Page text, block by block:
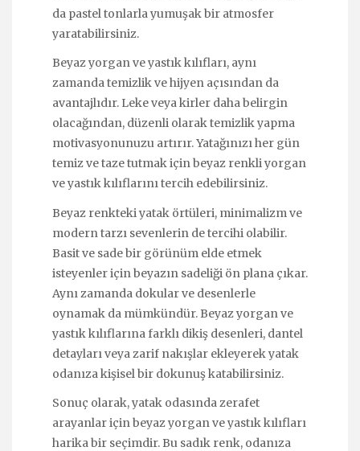
da pastel tonlarla yumuşak bir atmosfer
yaratabilirsiniz.
Beyaz yorgan ve yastık kılıfları, aynı
zamanda temizlik ve hijyen açısından da
avantajlıdır. Leke veya kirler daha belirgin
olacağından, düzenli olarak temizlik yapma
motivasyonunuzu artırır. Yatağınızı her gün
temiz ve taze tutmak için beyaz renkli yorgan
ve yastık kılıflarını tercih edebilirsiniz.
Beyaz renkteki yatak örtüleri, minimalizm ve
modern tarzı sevenlerin de tercihi olabilir.
Basit ve sade bir görünüm elde etmek
isteyenler için beyazın sadeliği ön plana çıkar.
Aynı zamanda dokular ve desenlerle
oynamak da mümkündür. Beyaz yorgan ve
yastık kılıflarına farklı dikiş desenleri, dantel
detayları veya zarif nakışlar ekleyerek yatak
odanıza kişisel bir dokunuş katabilirsiniz.
Sonuç olarak, yatak odasında zerafet
arayanlar için beyaz yorgan ve yastık kılıfları
harika bir seçimdir. Bu sadık renk, odanıza